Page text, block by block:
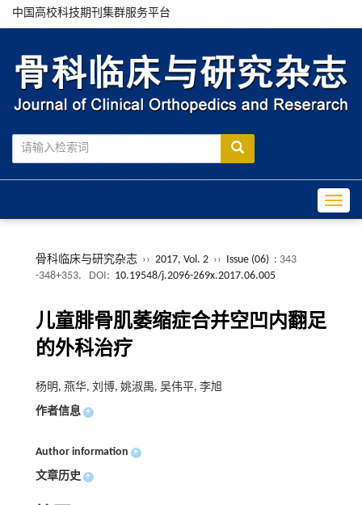
中国高校科技期刊集群服务平台
骨科临床与研究杂志 ›› 2017, Vol. 2 ›› Issue (06) : 343
-348+353.
DOI: 10.19548/j.2096-269x.2017.06.005
儿童腓骨肌萎缩症合并空凹内翻足
的外科治疗
杨明, 燕华, 刘博, 姚淑禺, 吴伟平, 李旭
作者信息 +
Author information +
文章历史 +